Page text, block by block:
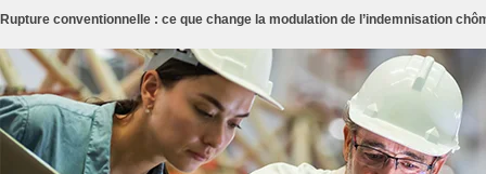
Rupture conventionnelle : ce que change la modulation de l’indemnisation